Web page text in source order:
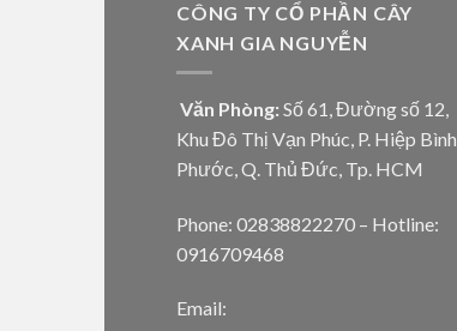
CÔNG TY CỔ PHẦN CÂY
XANH GIA NGUYỄN
Văn Phòng: Số 61, Đường số 12,
Khu Đô Thị Vạn Phúc, P. Hiệp Bình
Phước, Q. Thủ Đức, Tp. HCM
Phone: 02838822270 – Hotline:
0916709468
Email: